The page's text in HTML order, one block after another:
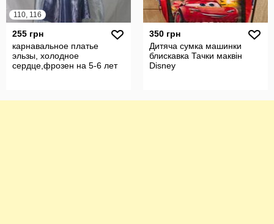
110, 116
255 грн
карнавальное платье
эльзы, холодное
сердце,фрозен на 5-6 лет
350 грн
Дитяча сумка машинки
блискавка Тачки маквін
Disney